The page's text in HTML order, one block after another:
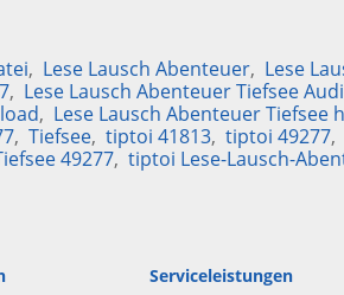
Lese Lausch Abenteuer Lese
Lese Lausch Abenteuer Tiefsee
Lese Lausch Abenteuer Tiefsee
Tiefsee tiptoi 41813 tiptoi 49277
49277 tiptoi Lese-Lausch-
Serviceleistungen